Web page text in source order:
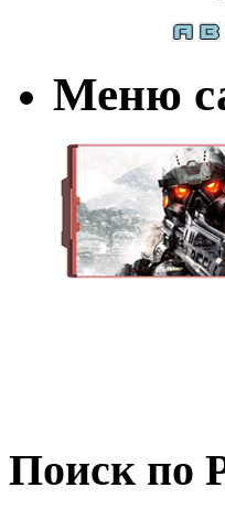
Меню
Поиск по